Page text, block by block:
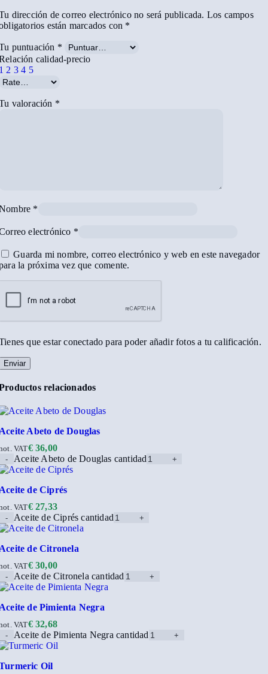
dirección de correo electrónico no será publicada. Los campos
están marcados con *
puntuación *
calidad-precio
2 3 4 5
valoración *
*
electrónico *
Guarda mi nombre, correo electrónico y web en este navegador
la próxima vez que comente.
que estar conectado para poder añadir fotos a tu calificación.
relacionados
Abeto de Douglas
€36,00
VAT
Aceite Abeto de Douglas cantidad
de Ciprés
€27,33
VAT
Aceite de Ciprés cantidad
de Citronela
€30,00
VAT
Aceite de Citronela cantidad
de Pimienta Negra
€32,68
VAT
Aceite de Pimienta Negra cantidad
Oil